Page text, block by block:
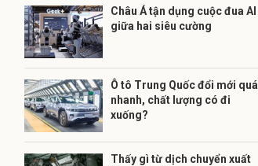
Châu Á tận dụng cuộc đua AI
giữa hai siêu cường
Ô tô Trung Quốc đổi mới quá
nhanh, chất lượng có đi
xuống?
Thấy gì từ dịch chuyển xuất